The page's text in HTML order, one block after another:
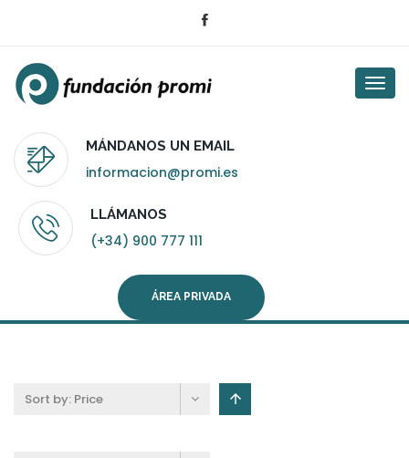
MÁNDANOS UN EMAIL
informacion@promi.es
LLÁMANOS
(+34) 900 777 111
ÁREA PRIVADA
Sort by: Price